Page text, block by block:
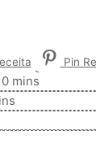
Pin
minutos
mins